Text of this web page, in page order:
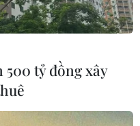
tỷ đồng xây